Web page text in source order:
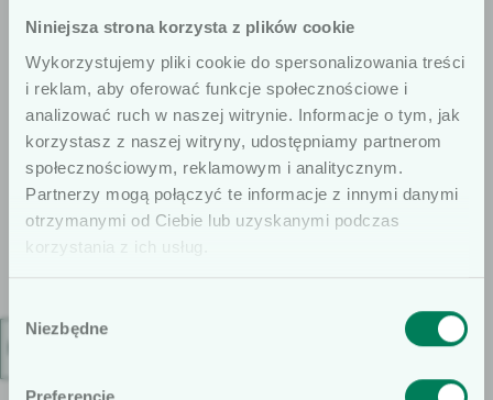
Niniejsza strona korzysta z plików cookie
Wykorzystujemy pliki cookie do spersonalizowania treści
i reklam, aby oferować funkcje społecznościowe i
analizować ruch w naszej witrynie. Informacje o tym, jak
korzystasz z naszej witryny, udostępniamy partnerom
społecznościowym, reklamowym i analitycznym.
Partnerzy mogą połączyć te informacje z innymi danymi
otrzymanymi od Ciebie lub uzyskanymi podczas
korzystania z ich usług.
zgody
Niezbędne
Dig­i­tal X‑ray Rooms
Kategorie
Szanowni użytkown­i­cy
Infor­mu­je­my, że prezen­towane artykuły
fesjon­al­nie związanych z dziedz­iną
wyrobów medy­cznych. W szczegól­noś­
ci, kieru­je­my ofer­tę do osób wykonu­ją­